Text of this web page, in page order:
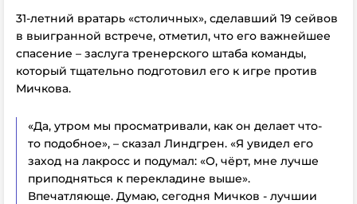
31-летний вратарь «столичных», сделавший 19 сейвов
в выигранной встрече, отметил, что его важнейшее
спасение – заслуга тренерского штаба команды,
который тщательно подготовил его к игре против
Мичкова.
«Да, утром мы просматривали, как он делает что-
то подобное», – сказал Линдгрен. «Я увидел его
заход на лакросс и подумал: «О, чёрт, мне лучше
приподняться к перекладине выше».
Впечатляюще. Думаю, сегодня Мичков - лучшии